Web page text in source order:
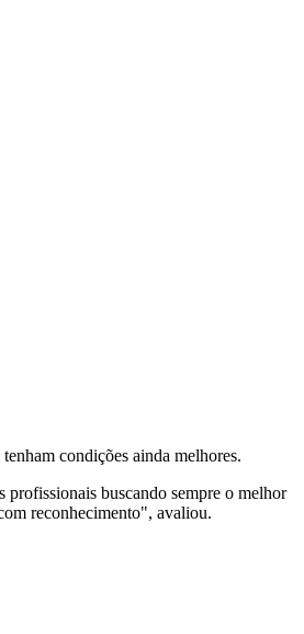
condições ainda melhores.
profissionais buscando sempre o melhor
reconhecimento", avaliou.